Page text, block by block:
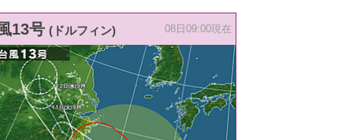
13号 (ドルフィン) 08日09:00現在